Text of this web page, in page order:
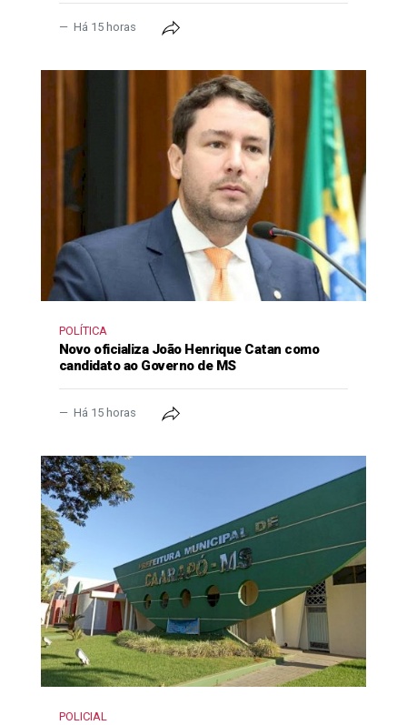
Há 15 horas
POLÍTICA
Novo oficializa João Henrique Catan como
candidato ao Governo de MS
Há 15 horas
POLICIAL